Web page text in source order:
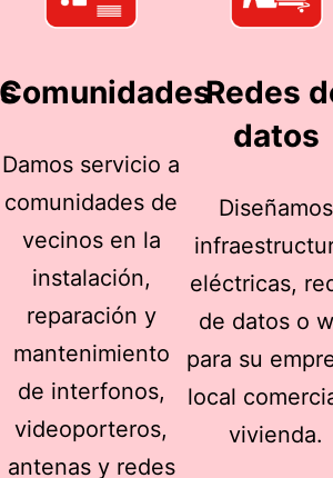
Comunidades
Damos servicio a
comunidades de
vecinos en la
instalación,
reparación y
mantenimiento
de interfonos,
videoporteros,
antenas y redes
Redes
datos
Diseñamos
eléctricas,
de datos o
para su
local
vivienda.